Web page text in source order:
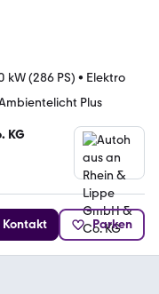
kW (286 PS) • Elektro
Plus
KG
Kontakt Parken